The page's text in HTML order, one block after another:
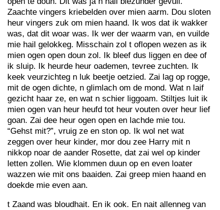
Zaachte vingers kriebelden over mien aarm. Dou sloten
heur vingers zuk om mien haand. Ik wos dat ik wakker
was, dat dit woar was. Ik wer der waarm van, en vuilde
mie hail gelokkeg. Misschain zol t oflopen wezen as ik
mien ogen open doun zol. Ik bleef dus liggen en dee of
ik sluip. Ik heurde heur oademen, tevree zuchten. Ik
keek veurzichteg n luk beetje oetzied. Zai lag op rogge,
mit de ogen dichte, n glimlach om de mond. Wat n laif
gezicht haar ze, en wat n schier liggoam. Stiltjes luit ik
mien ogen van heur heufd tot heur vouten over heur lief
goan. Zai dee heur ogen open en lachde mie tou.
“Gehst mit?”, vruig ze en ston op. Ik wol net wat
zeggen over heur kinder, mor dou zee Harry mit n
nikkop noar de aander Rosette, dat zai wel op kinder
letten zollen. Wie klommen duun op en even loater
wazzen wie mit ons baaiden. Zai greep mien haand en
doekde mie even aan.
t Zaand was bloudhait. En ik ook. En nait allenneg van